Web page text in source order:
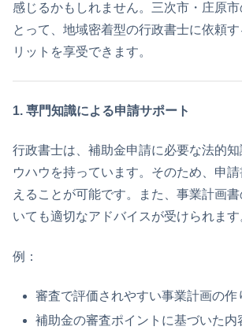
感じるかもしれません。三次市・庄原
とって、地域密着型の行政書士に依頼
リットを享受できます。
1. 専門知識による申請サポート
行政書士は、補助金申請に必要な法的
ウハウを持っています。そのため、申
えることが可能です。また、事業計画
いても適切なアドバイスが受けられます
例：
審査で評価されやすい事業計画の作
補助金の審査ポイントに基づいた内